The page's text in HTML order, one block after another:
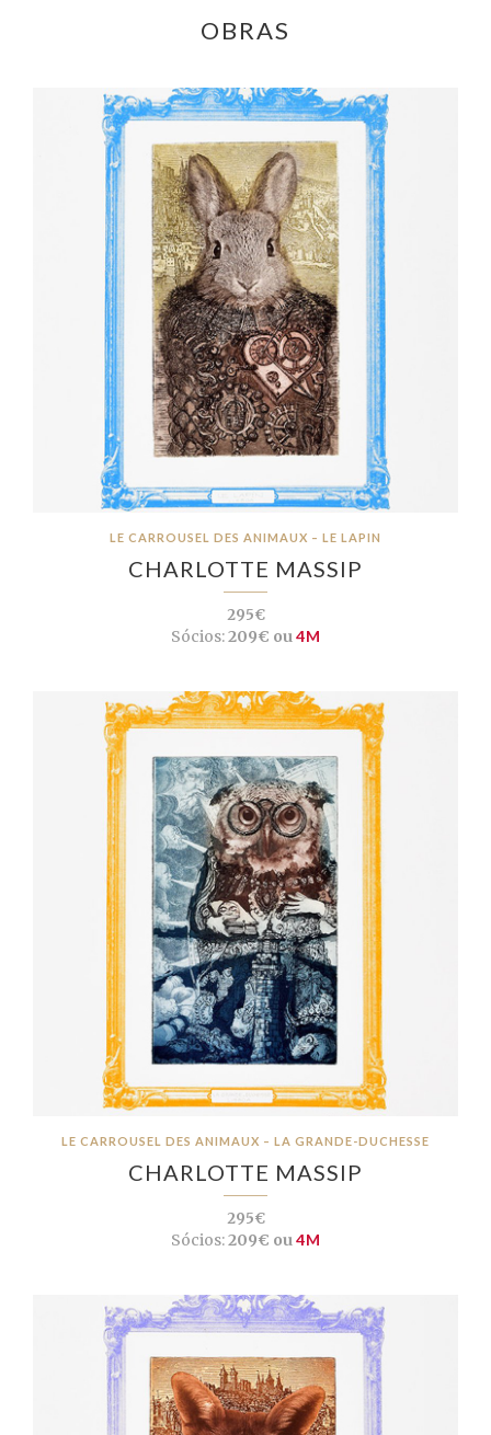
OBRAS
LE CARROUSEL DES ANIMAUX – LE LAPIN
CHARLOTTE MASSIP
295€
Sócios:209€ ou4M
LE CARROUSEL DES ANIMAUX – LA GRANDE-DUCHESSE
CHARLOTTE MASSIP
295€
Sócios:209€ ou4M